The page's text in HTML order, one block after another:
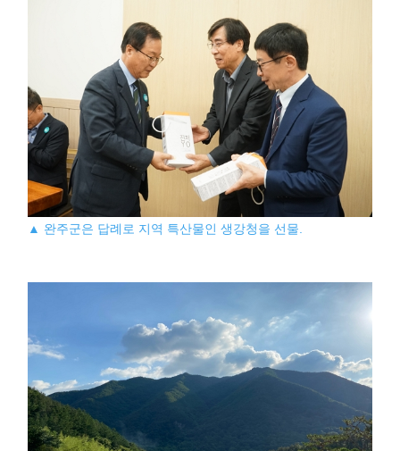
▲ 완주군은 답례로 지역 특산물인 생강청을 선물.